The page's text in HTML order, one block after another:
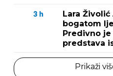
3 h
Lara Živolić
bogatom
Predivno
predstava
Prikaži